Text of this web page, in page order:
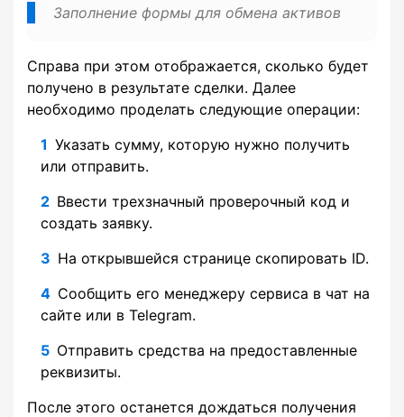
Заполнение формы для обмена активов
Справа при этом отображается, сколько будет
получено в результате сделки. Далее
необходимо проделать следующие операции:
Указать сумму, которую нужно получить
или отправить.
Ввести трехзначный проверочный код и
создать заявку.
На открывшейся странице скопировать ID.
Сообщить его менеджеру сервиса в чат на
сайте или в Telegram.
Отправить средства на предоставленные
реквизиты.
После этого останется дождаться получения